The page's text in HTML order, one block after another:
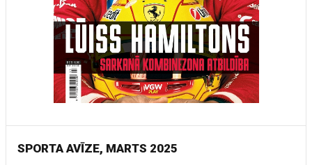
SPORTA AVĪZE, MARTS 2025